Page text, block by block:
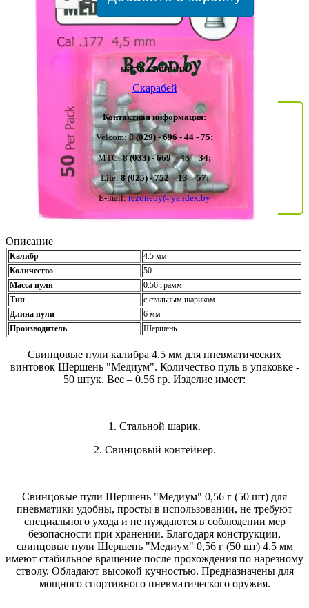
нет в наличии
Скарабей
Контактная информация:
Velcom:8 (029) - 696 - 44 - 75;
MTC:8 (033) - 669 – 43 – 34;
Life: 8 (025) - 752 – 13 – 57;
E-mail:rezoneby@yandex.by
Описание
Калибр
4.5 мм
Количество
50
Масса пули
0.56 грамм
Тип
с стальным шариком
Длина пули
6 мм
Производитель
Шершень
Свинцовые пули калибра 4.5 мм для пневматических
винтовок Шершень "Медиум". Количество пуль в упаковке -
50 штук. Вес – 0.56 гр. Изделие имеет:
1. Стальной шарик.
2. Свинцовый контейнер.
Свинцовые пули Шершень "Медиум" 0,56 г (50 шт) для
пневматики удобны, просты в использовании, не требуют
специального ухода и не нуждаются в соблюдении мер
безопасности при хранении. Благодаря конструкции,
свинцовые пули Шершень "Медиум" 0,56 г (50 шт) 4.5 мм
имеют стабильное вращение после прохождения по нарезному
стволу. Обладают высокой кучностью. Предназначены для
мощного спортивного пневматического оружия.